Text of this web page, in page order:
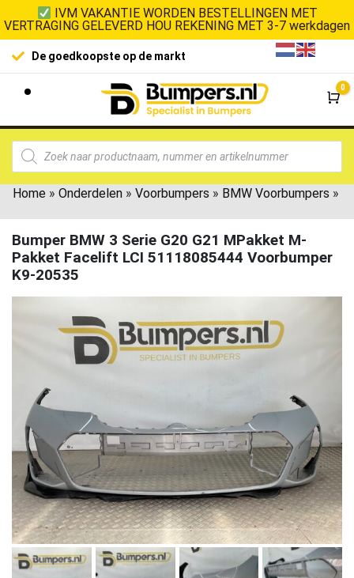
IVM VAKANTIE WORDEN BESTELLINGEN MET
VERTRAGING GELEVERD HOU REKENING MET 3-7 werkdagen
De goedkoopste op de markt
0
Home » Onderdelen » Voorbumpers » BMW Voorbumpers »
Bumper BMW 3 Serie G20 G21 MPakket M-
Pakket Facelift LCI 51118085444 Voorbumper
K9-20535